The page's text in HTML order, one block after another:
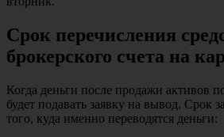
Срок перечисления
брокерского счета на
Когда деньги после продажи активов
будет подавать заявку на вывод. Срок
того, куда именно переводятся деньги: